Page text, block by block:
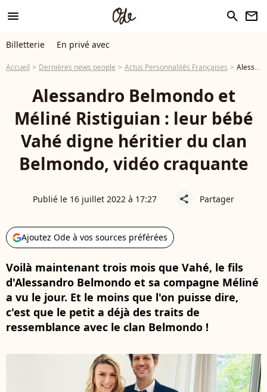
menu search newsletter
Billetterie En privé avec
Accueil Dernières news people Actus Personnalités Françaises Alessandro Belmondo et Méliné Ristiguian : leur bébé Vahé digne héritier du clan Belmondo, vidéo craquante
Alessandro Belmondo et
Méliné Ristiguian : leur bébé
Vahé digne héritier du clan
Belmondo, vidéo craquante
Publié le 16 juillet 2022 à 17:27 share Partager
Ajoutez Ode à vos sources préférées
Voilà maintenant trois mois que Vahé, le fils
d'Alessandro Belmondo et sa compagne Méliné
a vu le jour. Et le moins que l'on puisse dire,
c'est que le petit a déjà des traits de
ressemblance avec le clan Belmondo !